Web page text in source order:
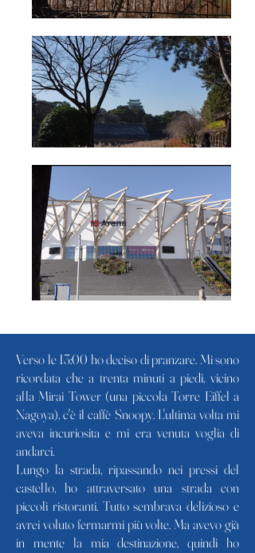
Verso le 13:00 ho deciso di pranzare. Mi sono
ricordata che a trenta minuti a piedi, vicino
alla Mirai Tower (una piccola Torre Eiffel a
Nagoya), c'è il caffè Snoopy. L'ultima volta mi
aveva incuriosita e mi era venuta voglia di
andarci.
Lungo la strada, ripassando nei pressi del
castello, ho attraversato una strada con
piccoli ristoranti. Tutto sembrava delizioso e
avrei voluto fermarmi più volte. Ma avevo già
in mente la mia destinazione, quindi ho